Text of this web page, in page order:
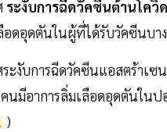
ระงับการฉีดวัคซีนต้านโควิ
อดอุดตันในผู้ที่ได้รับวัคซีนบา
ะงับการฉีดวัคซีนแอสตร้าเ
นมีอาการลิ่มเลือดอุดตันใน
)